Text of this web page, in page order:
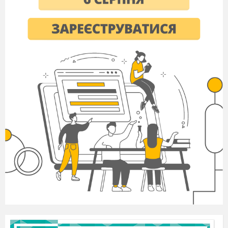
The girls water the flowers.
We will finish this work tomorrow.
She has locked the door.
They saw this film last week.
Write a composition about your
favourite author and book.